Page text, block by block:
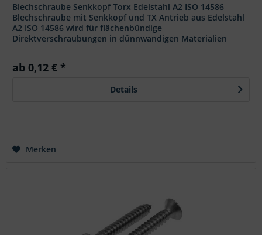
Blechschraube Senkkopf Torx Edelstahl A2 ISO 14586
Blechschraube mit Senkkopf und TX Antrieb aus Edelstahl
A2 ISO 14586 wird für flächenbündige
Direktverschraubungen in dünnwandigen Materialien
ab 0,12 € *
Details
Merken